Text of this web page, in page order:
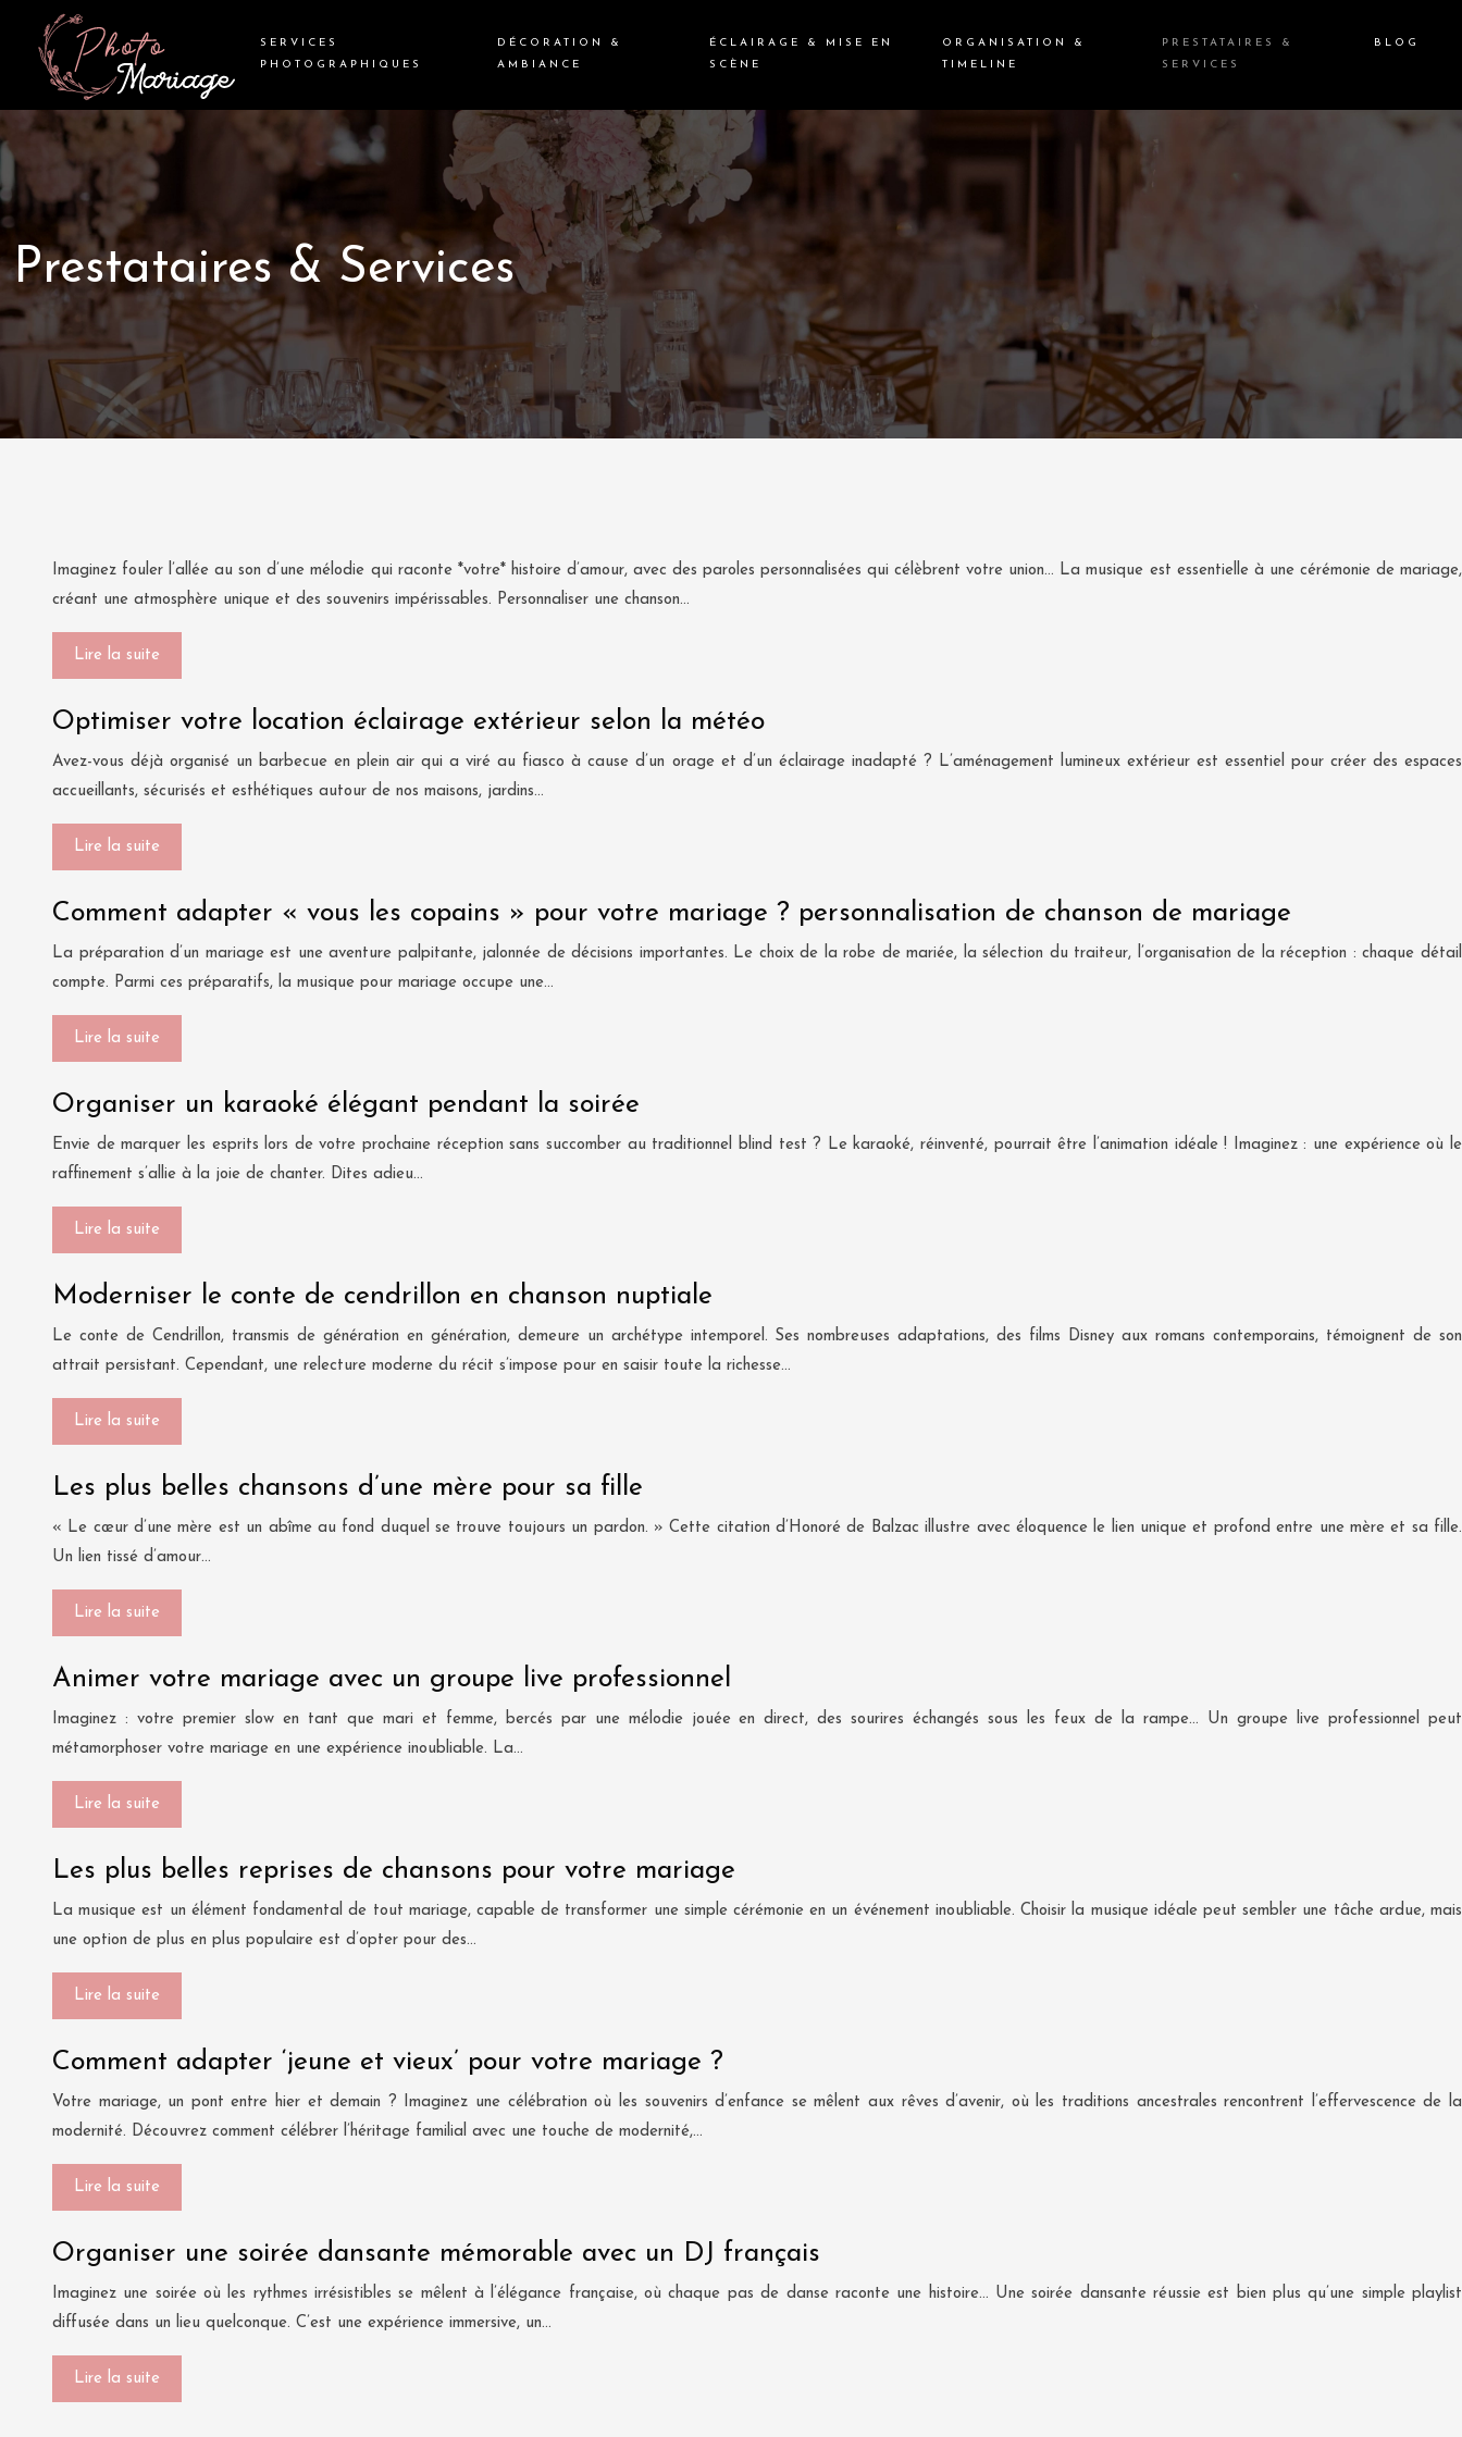
SERVICES
PHOTOGRAPHIQUES
DÉCORATION &
AMBIANCE
ÉCLAIRAGE & MISE EN
SCÈNE
ORGANISATION &
TIMELINE
PRESTATAIRES &
SERVICES
BLOG
Prestataires & Services
Imaginez fouler l’allée au son d’une mélodie qui raconte *votre* histoire d’amour, avec des paroles personnalisées qui célèbrent votre union… La musique est essentielle à une cérémonie de mariage,
créant une atmosphère unique et des souvenirs impérissables. Personnaliser une chanson…
Lire la suite
Optimiser votre location éclairage extérieur selon la météo
Avez-vous déjà organisé un barbecue en plein air qui a viré au fiasco à cause d’un orage et d’un éclairage inadapté ? L’aménagement lumineux extérieur est essentiel pour créer des espaces
accueillants, sécurisés et esthétiques autour de nos maisons, jardins…
Lire la suite
Comment adapter « vous les copains » pour votre mariage ? personnalisation de chanson de mariage
La préparation d’un mariage est une aventure palpitante, jalonnée de décisions importantes. Le choix de la robe de mariée, la sélection du traiteur, l’organisation de la réception : chaque détail
compte. Parmi ces préparatifs, la musique pour mariage occupe une…
Lire la suite
Organiser un karaoké élégant pendant la soirée
Envie de marquer les esprits lors de votre prochaine réception sans succomber au traditionnel blind test ? Le karaoké, réinventé, pourrait être l’animation idéale ! Imaginez : une expérience où le
raffinement s’allie à la joie de chanter. Dites adieu…
Lire la suite
Moderniser le conte de cendrillon en chanson nuptiale
Le conte de Cendrillon, transmis de génération en génération, demeure un archétype intemporel. Ses nombreuses adaptations, des films Disney aux romans contemporains, témoignent de son
attrait persistant. Cependant, une relecture moderne du récit s’impose pour en saisir toute la richesse…
Lire la suite
Les plus belles chansons d’une mère pour sa fille
« Le cœur d’une mère est un abîme au fond duquel se trouve toujours un pardon. » Cette citation d’Honoré de Balzac illustre avec éloquence le lien unique et profond entre une mère et sa fille.
Un lien tissé d’amour…
Lire la suite
Animer votre mariage avec un groupe live professionnel
Imaginez : votre premier slow en tant que mari et femme, bercés par une mélodie jouée en direct, des sourires échangés sous les feux de la rampe… Un groupe live professionnel peut
métamorphoser votre mariage en une expérience inoubliable. La…
Lire la suite
Les plus belles reprises de chansons pour votre mariage
La musique est un élément fondamental de tout mariage, capable de transformer une simple cérémonie en un événement inoubliable. Choisir la musique idéale peut sembler une tâche ardue, mais
une option de plus en plus populaire est d’opter pour des…
Lire la suite
Comment adapter ‘jeune et vieux’ pour votre mariage ?
Votre mariage, un pont entre hier et demain ? Imaginez une célébration où les souvenirs d’enfance se mêlent aux rêves d’avenir, où les traditions ancestrales rencontrent l’effervescence de la
modernité. Découvrez comment célébrer l’héritage familial avec une touche de modernité,…
Lire la suite
Organiser une soirée dansante mémorable avec un DJ français
Imaginez une soirée où les rythmes irrésistibles se mêlent à l’élégance française, où chaque pas de danse raconte une histoire… Une soirée dansante réussie est bien plus qu’une simple playlist
diffusée dans un lieu quelconque. C’est une expérience immersive, un…
Lire la suite